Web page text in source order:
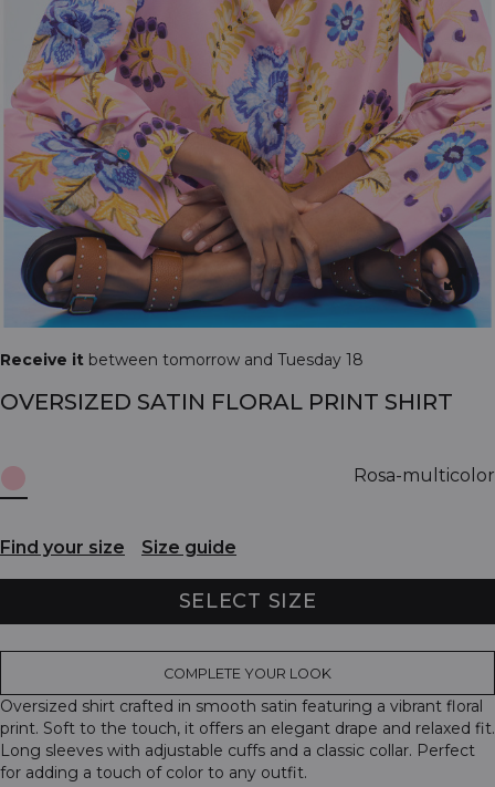
Receive it between tomorrow and Tuesday 18
OVERSIZED SATIN FLORAL PRINT SHIRT
Rosa-multicolor
Find your size Size guide
SELECT SIZE
COMPLETE YOUR LOOK
Oversized shirt crafted in smooth satin featuring a vibrant floral
print. Soft to the touch, it offers an elegant drape and relaxed fit.
Long sleeves with adjustable cuffs and a classic collar. Perfect
for adding a touch of color to any outfit.